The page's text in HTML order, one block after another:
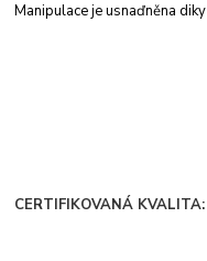
Manipulace je usnaďněna
CERTIFIKOVANÁ KVALITA: